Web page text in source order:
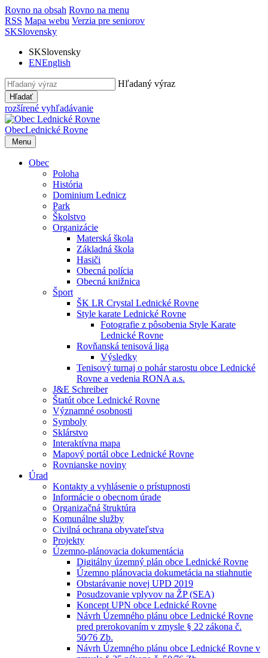
Rovno na obsah Rovno na menu
RSS Mapa webu Verzia pre seniorov
SKSlovensky
SKSlovensky
ENEnglish
Hľadaný výraz
Hľadať
rozšírené vyhľadávanie
ObecLednické Rovne
Menu
Obec
Poloha
História
Dominium Lednicz
Park
Školstvo
Organizácie
Materská škola
Základná škola
Hasiči
Obecná polícia
Obecná knižnica
Šport
ŠK LR Crystal Lednické Rovne
Style karate Lednické Rovne
Fotografie z pôsobenia Style Karate
Lednické Rovne
Rovňanská tenisová liga
Výsledky
Tenisový turnaj o pohár starostu obce Lednické
Rovne a vedenia RONA a.s.
J&E Schreiber
Štatút obce Lednické Rovne
Významné osobnosti
Symboly
Sklárstvo
Interaktívna mapa
Mapový portál obce Lednické Rovne
Rovnianske noviny
Úrad
Kontakty a vyhlásenie o prístupnosti
Informácie o obecnom úrade
Organizačná štruktúra
Komunálne služby
Civilná ochrana obyvateľstva
Projekty
Územno-plánovacia dokumentácia
Digitálny územný plán obce Lednické Rovne
Územno plánovacia dokumetácia na stiahnutie
Obstarávanie novej UPD 2019
Posudzovanie vplyvov na ŽP (SEA)
Koncept UPN obce Lednické Rovne
Návrh Územného plánu obce Lednické Rovne
pred prerokovaním v zmysle § 22 zákona č.
50⁄76 Zb.
Návrh Územného plánu obce Lednické Rovne v